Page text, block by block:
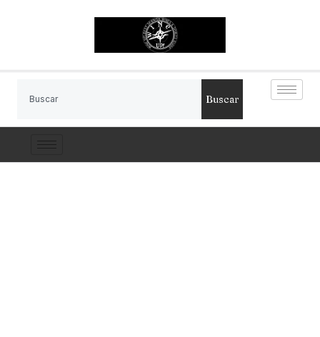
Buscar